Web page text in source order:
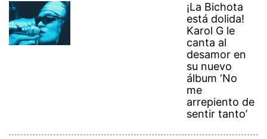
¡La Bichota
está dolida!
Karol G le
canta al
desamor en
su nuevo
álbum ‘No
me
arrepiento de
sentir tanto’